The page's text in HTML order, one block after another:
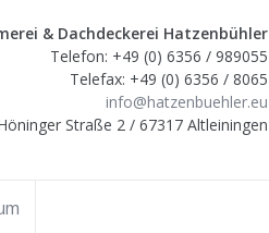
& Dachdeckerei Hatzenbühler
Telefon: +49 (0) 6356 / 989055
Telefax: +49 (0) 6356 / 8065
info@hatzenbuehler.eu
Straße 2 / 67317 Altleiningen